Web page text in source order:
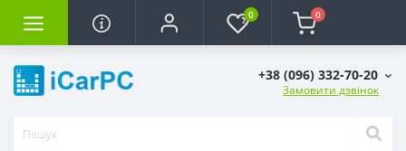
0 0
+38 (096) 332-70-20
Замовити дзвінок